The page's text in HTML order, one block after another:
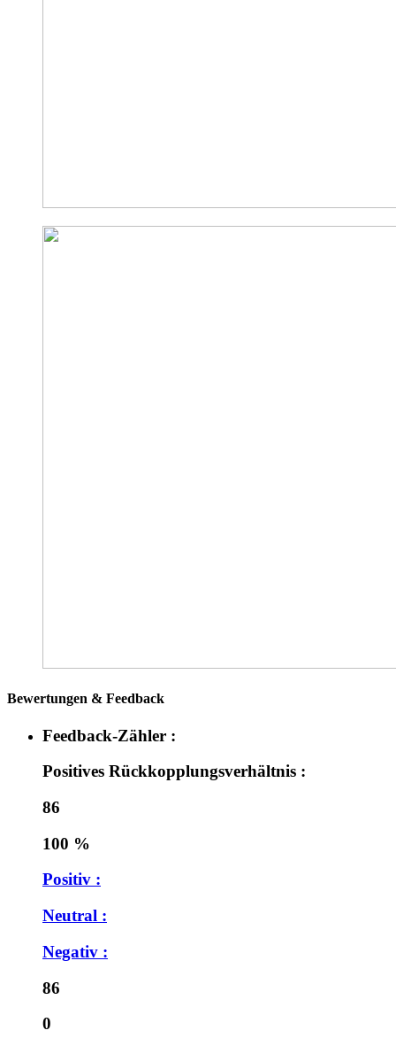
Bewertungen & Feedback
Feedback-Zähler :
Positives Rückkopplungsverhältnis :
86
100 %
Positiv :
Neutral :
Negativ :
86
0